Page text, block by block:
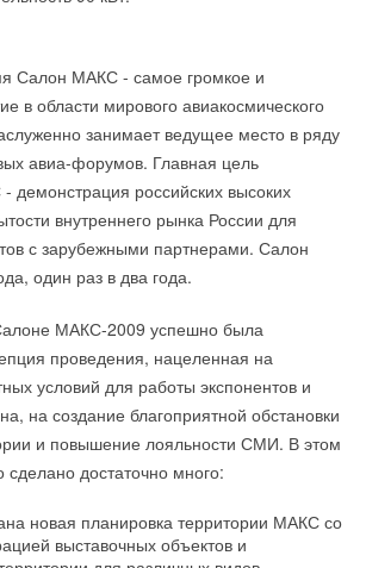
Салон МАКС - самое громкое и
в области мирового авиакосмического
занимает ведущее место в ряду
авиа-форумов. Главная цель
демонстрация российских высоких
внутреннего рынка России для
с зарубежными партнерами. Салон
один раз в два года.
МАКС-2009 успешно была
проведения, нацеленная на
условий для работы экспонентов и
на создание благоприятной обстановки
и повышение лояльности СМИ. В этом
достаточно много:
новая планировка территории МАКС со
выставочных объектов и
подают смесь холодной и горячей
кран eno — только холодную Такая
избежать лишних затрат энергии на
классической конструкции eno
распылителем или выдвижной
смесителя - около 24 т.р.
котельных в городах и селах
в 15 муниципалитетах, а также систем
в целом.
пройдет в г. Южноуральск. В повестке
промышленном секторе экономики.
нескольких предприятиях города среди
арматурно-изоляторном заводе,
в области энергосервисный проект.
Уведомления отключены